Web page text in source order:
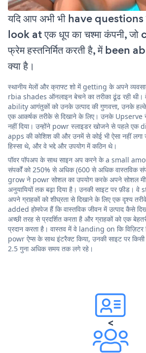
यदि आप अभी भी have questions
look at एक धूप का चश्मा कंपनी,
फ्रेम हस्तनिर्मित करती है, में been
क्या है।
स्थानीय मेलों और क्राफ्ट शो में getting के अपने
rbia shades ऑनलाइन बेचने का तरीका ढूंढ रही
ability आगंतुकों को उनके उत्पाद की गुणवत्ता, उनके हल्के
एक आकर्षक तरीके से दिखाने के लिए। उनके Upserve ने
नहीं दिया। उन्होंने powr स्लाइडर खोजने से पहले
apps की कोशिश की और उनमें से कोई भी ऐसा नहीं
हिस्सा थे, और वे भद्दे और उपयोग में कठिन थे।
पॉवर पॉपअप के साथ साइन अप करने के a small
संपर्कों को 250% से अधिक (600 से अधिक वास्तविक
grow ने powr सोशल का उपयोग करके अपने सोशल
अनुयायियों तक बढ़ा दिया है। उनकी साइट पर फ़ीड।
अपने ग्राहकों को शीघ्रता से दिखाने के लिए एक दृश्य
added होमपेज हैं कि वास्तविक जीवन में उत्पाद कैसे
अच्छी तरह से प्रदर्शित करता है और ग्राहकों को एक
प्रदान करता है। वास्तव में वे landing on कि विज़िटर
powr ऐप्स के साथ इंटरैक्ट किया, उनकी साइट पर किसी
2.5 गुना अधिक समय तक लगे रहे।
<